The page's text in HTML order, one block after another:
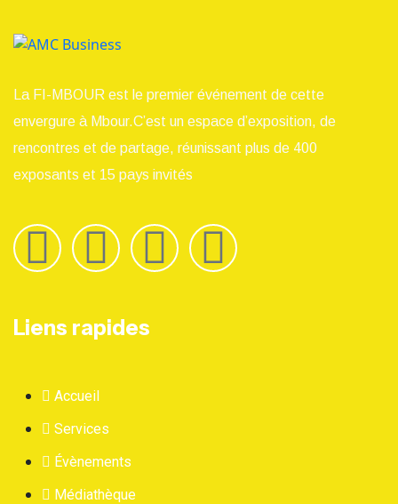
La FI-MBOUR est le premier événement de cette
envergure à Mbour.C’est un espace d’exposition, de
rencontres et de partage, réunissant plus de 400
exposants et 15 pays invités
Liens rapides
Accueil
Services
Évènements
Médiathèque